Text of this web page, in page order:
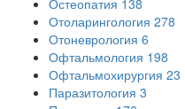
Отоларингология 278
Отоневрология 6
Офтальмология 198
Офтальмохирургия 23
Паразитология 3